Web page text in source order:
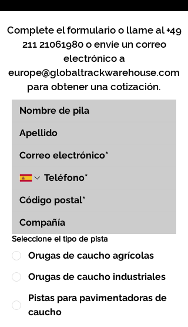
Complete el formulario o llame al+49
211 21061980o envíe un correo
electrónico a
europe@globaltrackwarehouse.com
para obtener una cotización.
Seleccione el tipo de pista
Orugas de caucho agrícolas
Orugas de caucho industriales
Pistas para pavimentadoras de
caucho